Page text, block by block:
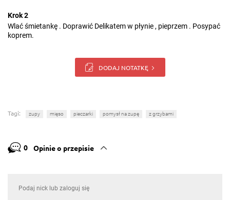
Krok 2
Wlać śmietankę . Doprawić Delikatem w płynie , pieprzem . Posypać
koprem.
DODAJ NOTATKĘ
Tagi: zupy mięso pieczarki pomysł na zupę z grzybami
0 Opinie o przepisie